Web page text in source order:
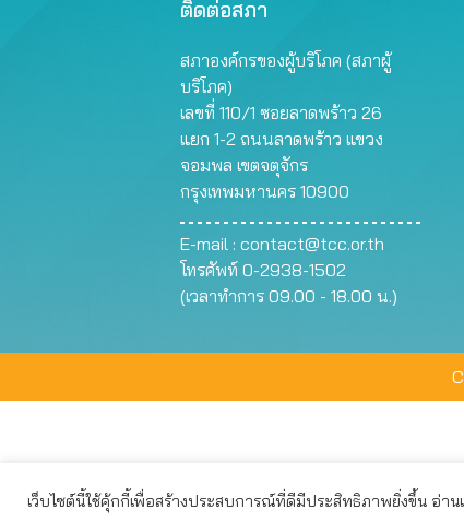
ติดต่อสภา
สภาองค์กรของผู้บริโภค (สภาผู้
บริโภค)
เลขที่ 110/1 ซอยลาดพร้าว 26
แยก 1-2 ถนนลาดพร้าว แขวง
จอมพล เขตจตุจักร
กรุงเทพมหานคร 10900
E-mail : contact@tcc.or.th
โทรศัพท์ 0-2938-1502
(เวลาทำการ 09.00 - 18.00 น.)
เว็บไซต์นี้ใช้คุ้กกี้เพื่อสร้างประสบการณ์ที่ดีมีประสิทธิภาพยิ่งขึ้น อ่าน
เว็บไซต์นี้ใช้คุกกี้เพื่อมอบประสบการณ์การใช้งานที่ดีให้